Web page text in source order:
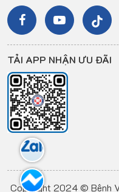
TẢI APP NHẬN ƯU ĐÃI
Copyright 2024 © Bệnh